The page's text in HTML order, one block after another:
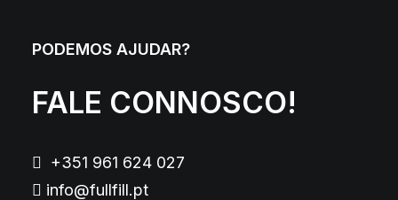
PODEMOS AJUDAR?
FALE CONNOSCO!
+351 961 624 027
info@fullfill.pt